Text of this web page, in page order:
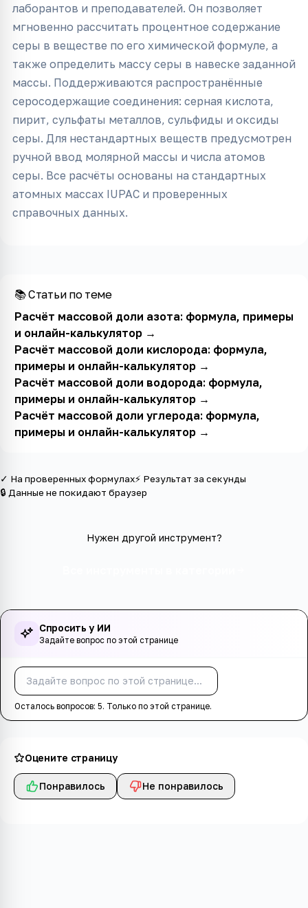
лаборантов и преподавателей. Он позволяет
мгновенно рассчитать процентное содержание
серы в веществе по его химической формуле, а
также определить массу серы в навеске заданной
массы. Поддерживаются распространённые
серосодержащие соединения: серная кислота,
пирит, сульфаты металлов, сульфиды и оксиды
серы. Для нестандартных веществ предусмотрен
ручной ввод молярной массы и числа атомов
серы. Все расчёты основаны на стандартных
атомных массах IUPAC и проверенных
справочных данных.
📚 Статьи по теме
Расчёт массовой доли азота: формула, примеры
и онлайн-калькулятор→
Расчёт массовой доли кислорода: формула,
примеры и онлайн-калькулятор→
Расчёт массовой доли водорода: формула,
примеры и онлайн-калькулятор→
Расчёт массовой доли углерода: формула,
примеры и онлайн-калькулятор→
✓ На проверенных формулах⚡ Результат за секунды
🔒 Данные не покидают браузер
Нужен другой инструмент?
Спросить у ИИ
Задайте вопрос по этой странице
Осталось вопросов: 5. Только по этой странице.
Оцените страницу
Понравилось Не понравилось